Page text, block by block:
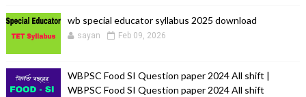
wb special educator syllabus 2025 download
sayan Feb 09, 2026
WBPSC Food SI Question paper 2024 All shift |
WBPSC Food SI Question paper 2024 All shift